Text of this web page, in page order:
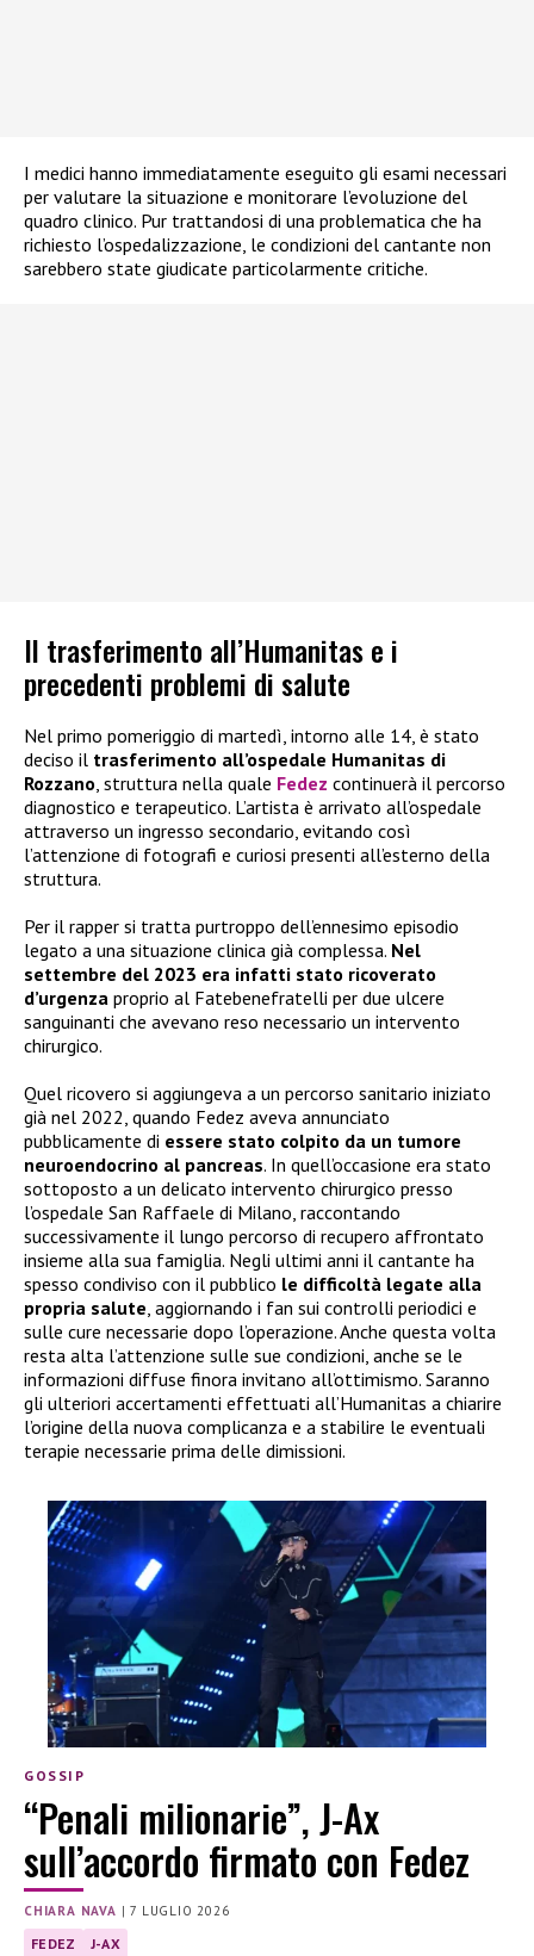
I medici hanno immediatamente eseguito gli esami necessari
per valutare la situazione e monitorare l’evoluzione del
quadro clinico. Pur trattandosi di una problematica che ha
richiesto l’ospedalizzazione, le condizioni del cantante non
sarebbero state giudicate particolarmente critiche.
Il trasferimento all’Humanitas e i
precedenti problemi di salute
Nel primo pomeriggio di martedì, intorno alle 14, è stato
deciso il trasferimento all’ospedale Humanitas di
Rozzano, struttura nella quale Fedez continuerà il percorso
diagnostico e terapeutico. L’artista è arrivato all’ospedale
attraverso un ingresso secondario, evitando così
l’attenzione di fotografi e curiosi presenti all’esterno della
struttura.
Per il rapper si tratta purtroppo dell’ennesimo episodio
legato a una situazione clinica già complessa. Nel
settembre del 2023 era infatti stato ricoverato
d’urgenza proprio al Fatebenefratelli per due ulcere
sanguinanti che avevano reso necessario un intervento
chirurgico.
Quel ricovero si aggiungeva a un percorso sanitario iniziato
già nel 2022, quando Fedez aveva annunciato
pubblicamente di essere stato colpito da un tumore
neuroendocrino al pancreas. In quell’occasione era stato
sottoposto a un delicato intervento chirurgico presso
l’ospedale San Raffaele di Milano, raccontando
successivamente il lungo percorso di recupero affrontato
insieme alla sua famiglia. Negli ultimi anni il cantante ha
spesso condiviso con il pubblico le difficoltà legate alla
propria salute, aggiornando i fan sui controlli periodici e
sulle cure necessarie dopo l’operazione. Anche questa volta
resta alta l’attenzione sulle sue condizioni, anche se le
informazioni diffuse finora invitano all’ottimismo. Saranno
gli ulteriori accertamenti effettuati all’Humanitas a chiarire
l’origine della nuova complicanza e a stabilire le eventuali
terapie necessarie prima delle dimissioni.
GOSSIP
“Penali milionarie”, J-Ax
sull’accordo firmato con Fedez
CHIARA NAVA |7 LUGLIO 2026
FEDEZ J-AX